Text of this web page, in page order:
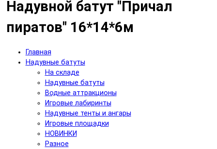
Надувной батут "Причал
пиратов" 16*14*6м
Главная
Надувные батуты
На складе
Надувные батуты
Водные аттракционы
Игровые лабиринты
Надувные тенты и ангары
Игровые площадки
НОВИНКИ
Разное